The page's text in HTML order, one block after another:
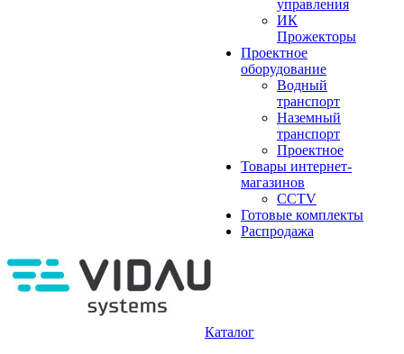
управления
ИК
Прожекторы
Проектное
оборудование
Водный
транспорт
Наземный
транспорт
Проектное
Товары интернет-
магазинов
CCTV
Готовые комплекты
Распродажа
Каталог